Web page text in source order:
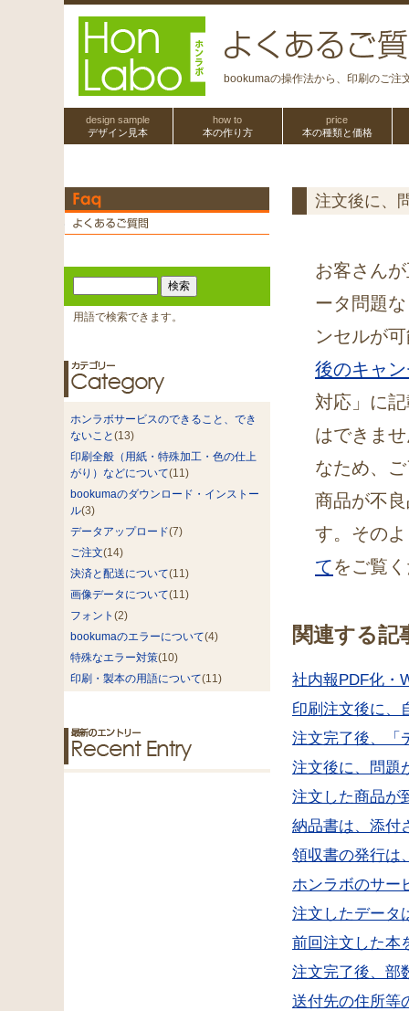
bookumaの操作法から、印刷のご注
design sample
デザイン見本
how to
本の作り方
price
本の種類と価格
注文後に、
お客さん
ータ問題
ンセルが
後のキャ
対応」に
はできま
なため、
商品が不
す。その
てをご覧
関連する記
社内報PDF化・
印刷注文後に、
注文完了後、「
注文後に、問題
注文した商品が
納品書は、添付
領収書の発行は
ホンラボのサー
注文したデータ
前回注文した本
注文完了後、部
送付先の住所等
用語で検索できます。
ホンラボサービスのできること、でき
ないこと(13)
印刷全般（用紙・特殊加工・色の仕上
がり）などについて(11)
bookumaのダウンロード・インストー
ル(3)
データアップロード(7)
ご注文(14)
決済と配送について(11)
画像データについて(11)
フォント (2)
bookumaのエラーについて(4)
特殊なエラー対策(10)
印刷・製本の用語について(11)